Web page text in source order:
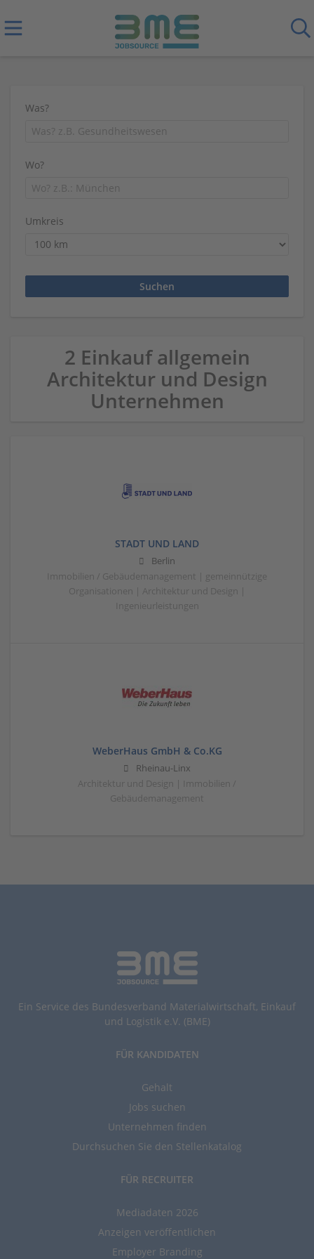
Was?
Wo?
Umkreis
2 Einkauf allgemein
Architektur und Design
Unternehmen
STADT UND LAND
Berlin
Immobilien / Gebäudemanagement | gemeinnützige
Organisationen | Architektur und Design |
Ingenieurleistungen
WeberHaus GmbH & Co.KG
Rheinau-Linx
Architektur und Design | Immobilien /
Gebäudemanagement
Ein Service des Bundesverband Materialwirtschaft, Einkauf
und Logistik e.V. (BME)
FÜR KANDIDATEN
Gehalt
Jobs suchen
Unternehmen finden
Durchsuchen Sie den Stellenkatalog
FÜR RECRUITER
Mediadaten 2026
Anzeigen veröffentlichen
Employer Branding